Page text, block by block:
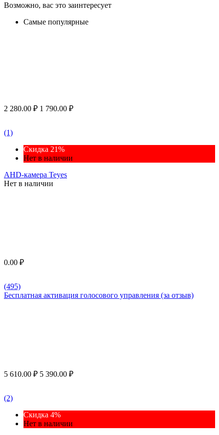
Возможно, вас это заинтересует
Самые популярные
2 280.00 ₽ 1 790.00 ₽
(1)
Скидка 21%
Нет в наличии
AHD-камера Teyes
Нет в наличии
0.00 ₽
(495)
Бесплатная активация голосового управления (за отзыв)
5 610.00 ₽ 5 390.00 ₽
(2)
Скидка 4%
Нет в наличии